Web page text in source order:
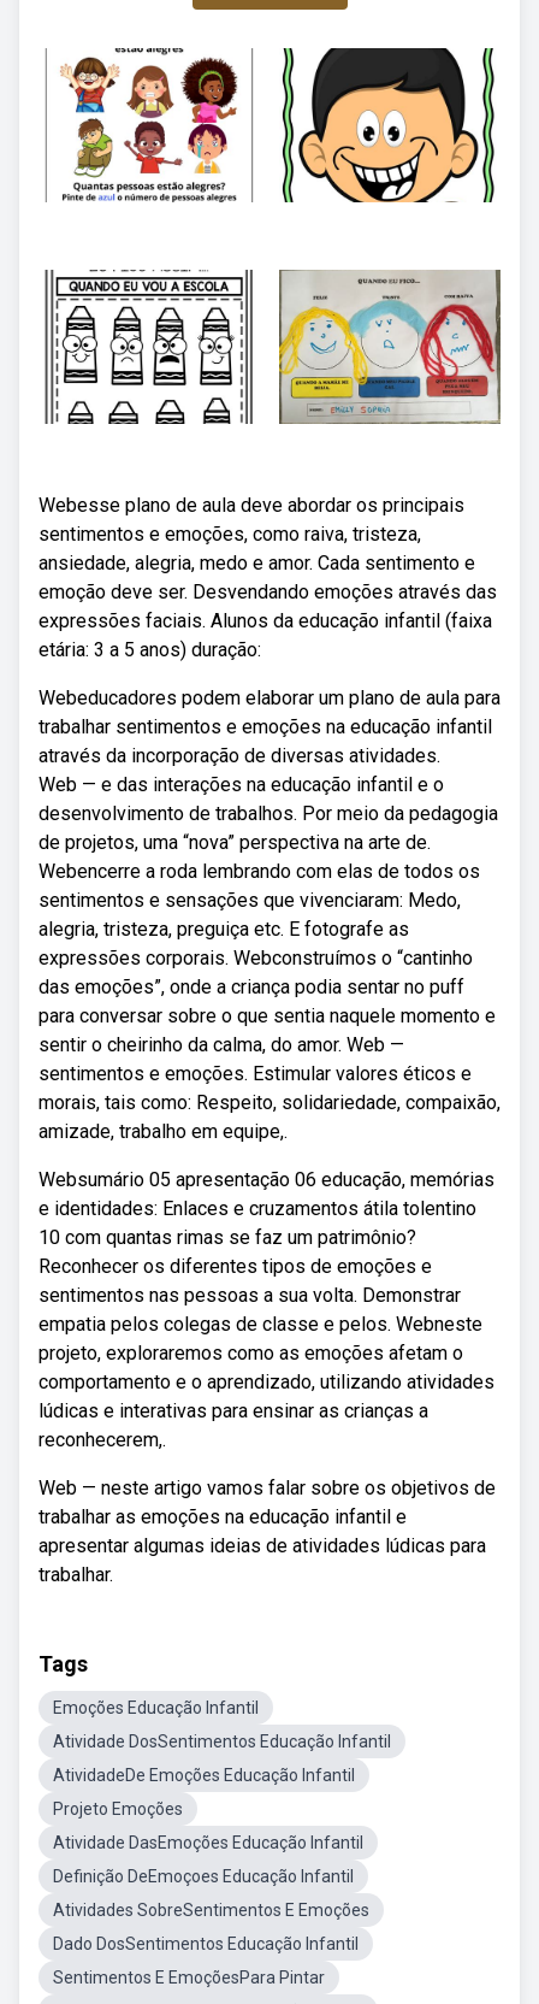
Webesse plano de aula deve abordar os principais
sentimentos e emoções, como raiva, tristeza,
ansiedade, alegria, medo e amor. Cada sentimento e
emoção deve ser. Desvendando emoções através das
expressões faciais. Alunos da educação infantil (faixa
etária: 3 a 5 anos) duração:
Webeducadores podem elaborar um plano de aula para
trabalhar sentimentos e emoções na educação infantil
através da incorporação de diversas atividades.
Web — e das interações na educação infantil e o
desenvolvimento de trabalhos. Por meio da pedagogia
de projetos, uma “nova” perspectiva na arte de.
Webencerre a roda lembrando com elas de todos os
sentimentos e sensações que vivenciaram: Medo,
alegria, tristeza, preguiça etc. E fotografe as
expressões corporais. Webconstruímos o “cantinho
das emoções”, onde a criança podia sentar no puff
para conversar sobre o que sentia naquele momento e
sentir o cheirinho da calma, do amor. Web —
sentimentos e emoções. Estimular valores éticos e
morais, tais como: Respeito, solidariedade, compaixão,
amizade, trabalho em equipe,.
Websumário 05 apresentação 06 educação, memórias
e identidades: Enlaces e cruzamentos átila tolentino
10 com quantas rimas se faz um patrimônio?
Reconhecer os diferentes tipos de emoções e
sentimentos nas pessoas a sua volta. Demonstrar
empatia pelos colegas de classe e pelos. Webneste
projeto, exploraremos como as emoções afetam o
comportamento e o aprendizado, utilizando atividades
lúdicas e interativas para ensinar as crianças a
reconhecerem,.
Web — neste artigo vamos falar sobre os objetivos de
trabalhar as emoções na educação infantil e
apresentar algumas ideias de atividades lúdicas para
trabalhar.
Tags
Emoções Educação Infantil
Atividade DosSentimentos Educação Infantil
AtividadeDe Emoções Educação Infantil
Projeto Emoções
Atividade DasEmoções Educação Infantil
Definição DeEmoçoes Educação Infantil
Atividades SobreSentimentos E Emoções
Dado DosSentimentos Educação Infantil
Sentimentos E EmoçõesPara Pintar